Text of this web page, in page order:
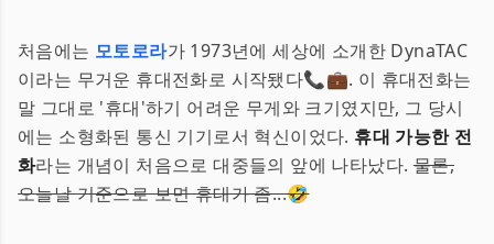
처음에는 모토로라가 1973년에 세상에 소개한 DynaTAC
이라는 무거운 휴대전화로 시작됐다📞💼. 이 휴대전화는
말 그대로 '휴대'하기 어려운 무게와 크기였지만, 그 당시
에는 소형화된 통신 기기로서 혁신이었다. 휴대 가능한 전
화라는 개념이 처음으로 대중들의 앞에 나타났다.물론,
오늘날 기준으로 보면 휴대가 좀...🤣